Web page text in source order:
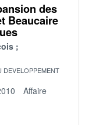
des
Beaucaire
DEVELOPPEMENT
Affaire